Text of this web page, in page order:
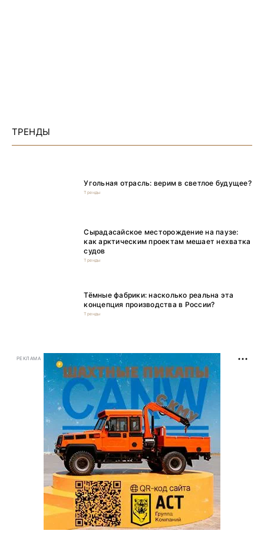
ТРЕНДЫ
Угольная отрасль: верим в светлое будущее?
Тренды
Сырадасайское месторождение на паузе:
как арктическим проектам мешает нехватка
судов
Тренды
Тёмные фабрики: насколько реальна эта
концепция производства в России?
Тренды
РЕКЛАМА